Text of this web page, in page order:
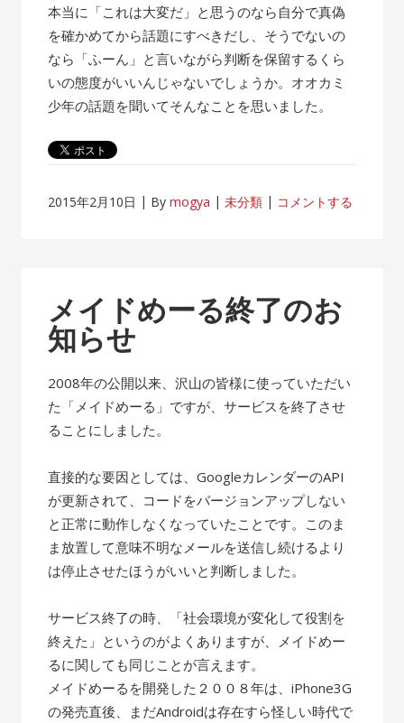
本当に「これは大変だ」と思うのなら自分で真偽
を確かめてから話題にすべきだし、そうでないの
なら「ふーん」と言いながら判断を保留するくら
いの態度がいいんじゃないでしょうか。オオカミ
少年の話題を聞いてそんなことを思いました。
2015年2月10日 Bymogya 未分類 コメントする
メイドめーる終了のお
知らせ
2008年の公開以来、沢山の皆様に使っていただい
た「メイドめーる」ですが、サービスを終了させ
ることにしました。
直接的な要因としては、GoogleカレンダーのAPI
が更新されて、コードをバージョンアップしない
と正常に動作しなくなっていたことです。このま
ま放置して意味不明なメールを送信し続けるより
は停止させたほうがいいと判断しました。
サービス終了の時、「社会環境が変化して役割を
終えた」というのがよくありますが、メイドめー
るに関しても同じことが言えます。
メイドめーるを開発した２００８年は、iPhone3G
の発売直後、まだAndroidは存在すら怪しい時代で